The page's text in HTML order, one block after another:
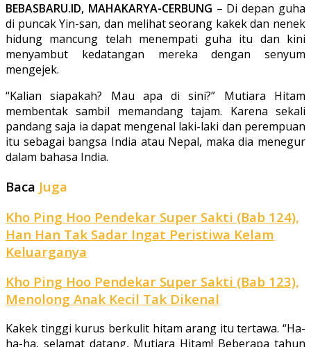
BEBASBARU.ID, MAHAKARYA-CERBUNG – Di depan guha
di puncak Yin-san, dan melihat seorang ka­kek dan nenek
hidung mancung telah menempati guha itu dan kini
menyambut kedatangan mereka dengan senyum
mengejek.
“Kalian siapakah? Mau apa di sini?” Mutiara Hitam
membentak sambil me­mandang tajam. Karena sekali
pandang saja ia dapat mengenal laki-laki dan perempuan
itu sebagai bangsa India atau Nepal, maka dia menegur
dalam bahasa India.
Baca Juga
Kho Ping Hoo Pendekar Super Sakti (Bab 124),
Han Han Tak Sadar Ingat Peristiwa Kelam
Keluarganya
Kho Ping Hoo Pendekar Super Sakti (Bab 123),
Menolong Anak Kecil Tak Dikenal
Kakek tinggi kurus berkulit hitam arang itu tertawa. “Ha-
ha-ha, selamat datang, Mutiara Hitam! Beberapa tahun